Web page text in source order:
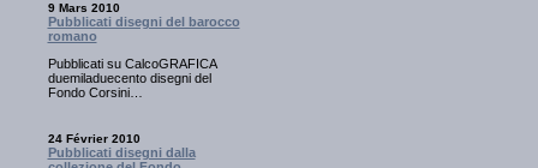
9 Mars 2010
Pubblicati disegni del barocco
romano
Pubblicati su CalcoGRAFICA
duemiladuecento disegni del
Fondo Corsini…
24 Février 2010
Pubblicati disegni dalla